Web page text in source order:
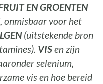
EN GROENTEN
, onmisbaar voor het
(uitstekende bron
VISen zijn
selenium,
vis en hoe bereid